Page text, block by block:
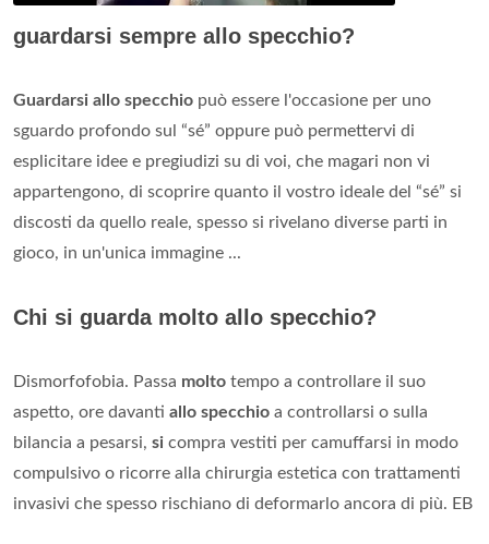
guardarsi sempre allo specchio?
Guardarsi allo specchio può essere l'occasione per uno
sguardo profondo sul “sé” oppure può permettervi di
esplicitare idee e pregiudizi su di voi, che magari non vi
appartengono, di scoprire quanto il vostro ideale del “sé” si
discosti da quello reale, spesso si rivelano diverse parti in
gioco, in un'unica immagine ...
Chi si guarda molto allo specchio?
Dismorfofobia. Passa molto tempo a controllare il suo
aspetto, ore davanti allo specchio a controllarsi o sulla
bilancia a pesarsi, si compra vestiti per camuffarsi in modo
compulsivo o ricorre alla chirurgia estetica con trattamenti
invasivi che spesso rischiano di deformarlo ancora di più. EB